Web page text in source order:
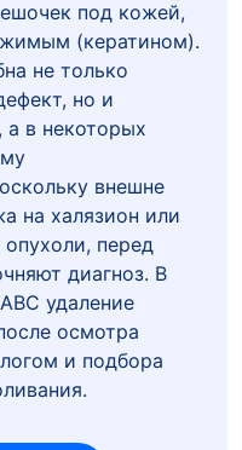
под кожей,
(кератином).
не только
но и
а в некоторых
внешне
на халязион или
перед
диагноз. В
удаление
осмотра
и подбора